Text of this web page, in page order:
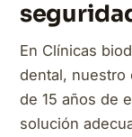
En Clínicas
dental, nuestro
de 15 años de
solución